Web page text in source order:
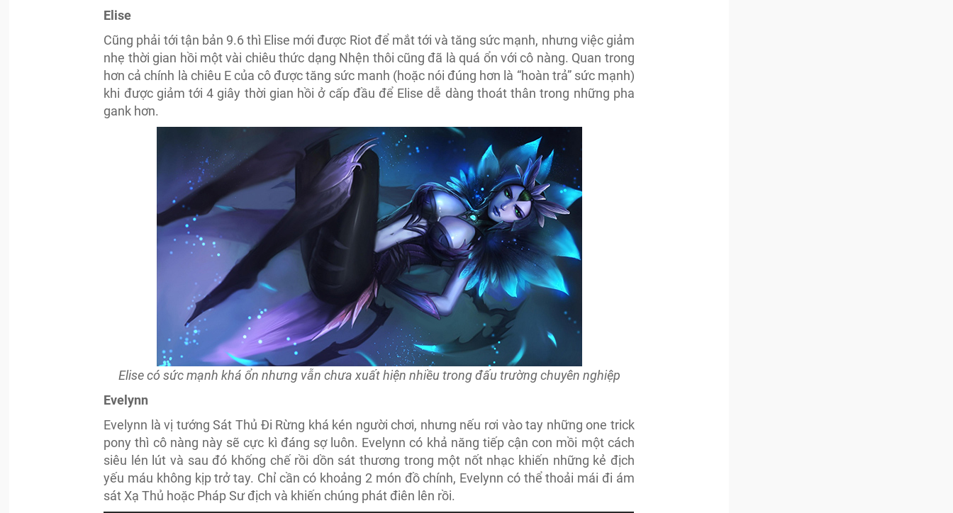
Elise
Cũng phải tới tận bản 9.6 thì Elise mới được Riot để mắt tới và tăng sức mạnh, nhưng việc giảm
nhẹ thời gian hồi một vài chiêu thức dạng Nhện thôi cũng đã là quá ổn với cô nàng. Quan trong
hơn cả chính là chiêu E của cô được tăng sức manh (hoặc nói đúng hơn là “hoàn trả” sức mạnh)
khi được giảm tới 4 giây thời gian hồi ở cấp đầu để Elise dễ dàng thoát thân trong những pha
gank hơn.
Elise có sức mạnh khá ổn nhưng vẫn chưa xuất hiện nhiều trong đấu trường chuyên nghiệp
Evelynn
Evelynn là vị tướng Sát Thủ Đi Rừng khá kén người chơi, nhưng nếu rơi vào tay những one trick
pony thì cô nàng này sẽ cực kì đáng sợ luôn. Evelynn có khả năng tiếp cận con mồi một cách
siêu lén lút và sau đó khống chế rồi dồn sát thương trong một nốt nhạc khiến những kẻ địch
yếu máu không kịp trở tay. Chỉ cần có khoảng 2 món đồ chính, Evelynn có thể thoải mái đi ám
sát Xạ Thủ hoặc Pháp Sư địch và khiến chúng phát điên lên rồi.